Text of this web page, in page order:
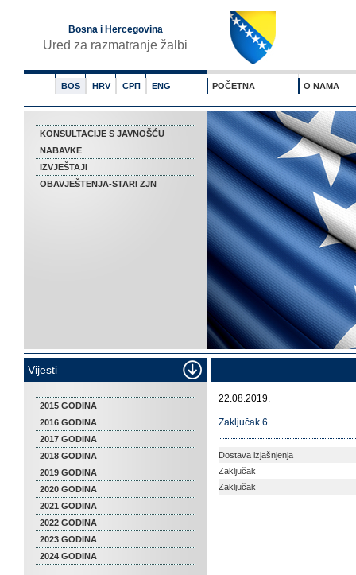
Bosna i Hercegovina
Ured za razmatranje žalbi
BOS HRV СРП ENG POČETNA O NAMA
KONSULTACIJE S JAVNOŠĆU
NABAVKE
IZVJEŠTAJI
OBAVJEŠTENJA-STARI ZJN
Vijesti
2015 GODINA
2016 GODINA
2017 GODINA
2018 GODINA
2019 GODINA
2020 GODINA
2021 GODINA
2022 GODINA
2023 GODINA
2024 GODINA
22.08.2019.
Zaključak 6
Dostava izjašnjenja
Zaključak
Zaključak